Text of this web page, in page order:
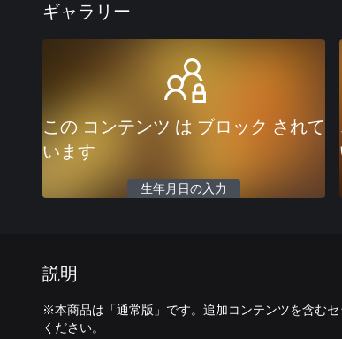
ギャラリー
この コンテンツ は ブロック されて
います
生年月日の入力
説明
※本商品は「通常版」です。追加コンテンツを含む
ください。